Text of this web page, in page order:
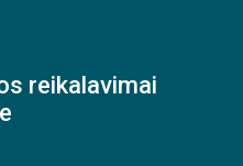
reikalavimai